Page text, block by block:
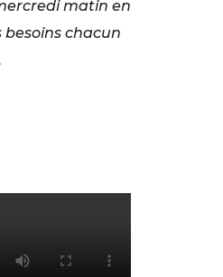
matin en
besoins chacun